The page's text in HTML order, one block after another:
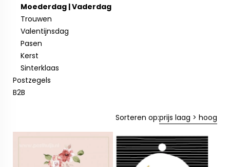
Moederdag | Vaderdag
Trouwen
Valentijnsdag
Pasen
Kerst
Sinterklaas
Postzegels
B2B
Sorteren op:prijs laag > hoog